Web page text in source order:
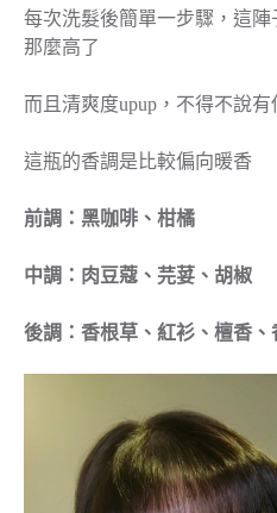
每次洗髮後簡單一步驟，這
那麼高了
而且清爽度upup，不得不說
這瓶的香調是比較偏向暖香
前調：黑咖啡、柑橘
中調：肉豆蔻、芫荽、胡椒
後調：香根草、紅衫、檀香、